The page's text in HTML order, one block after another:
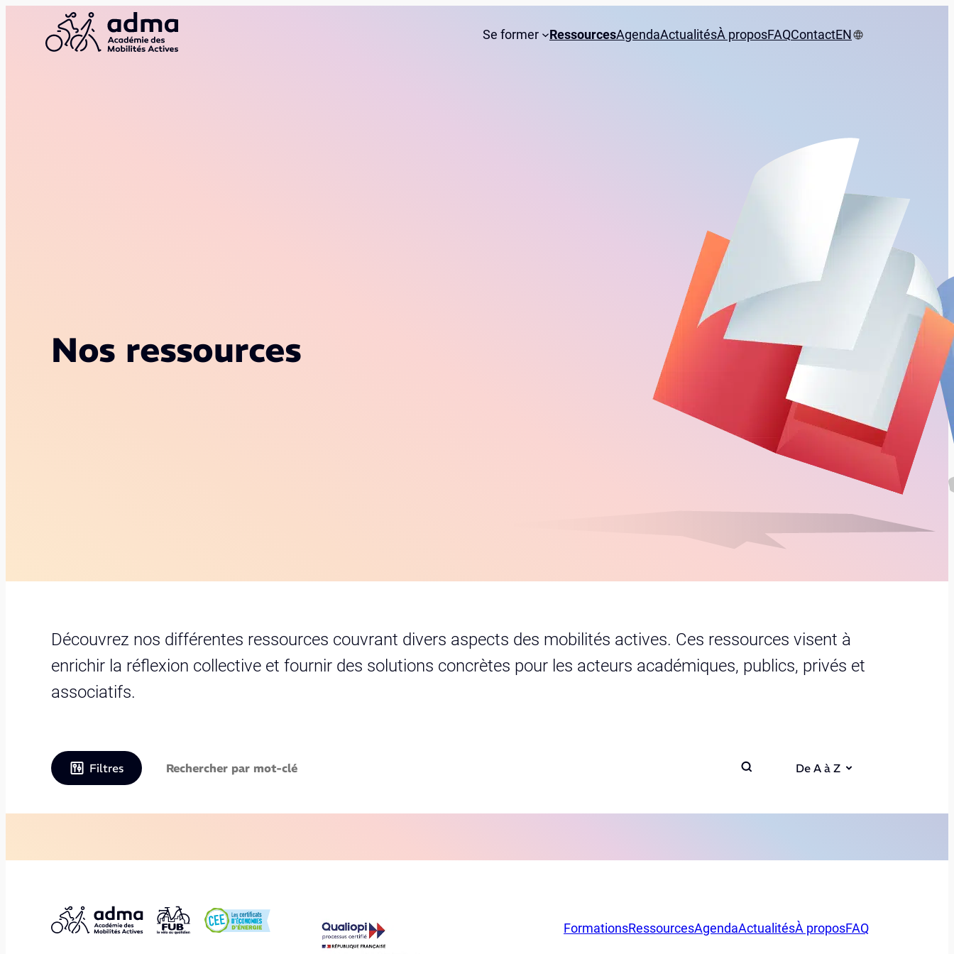
Se former RessourcesAgendaActualitésÀ proposFAQContactEN
Nos ressources
Découvrez nos différentes ressources couvrant divers aspects des mobilités actives. Ces ressources visent à
enrichir la réflexion collective et fournir des solutions concrètes pour les acteurs académiques, publics, privés et
associatifs.
Filtres De A à Z
FormationsRessourcesAgendaActualitésÀ proposFAQ